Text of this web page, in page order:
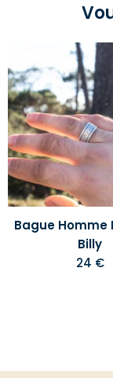
Bague Homme
Billy
24 €